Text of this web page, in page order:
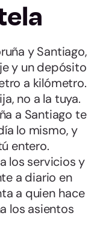
y Santiago,
y un depósito
a kilómetro.
no a la tuya.
a Santiago te
lo mismo, y
entero.
los servicios y
a diario en
a quien hace
los asientos